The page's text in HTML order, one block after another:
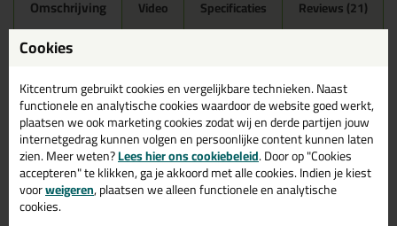
Omschrijving Video Specificaties Reviews (21)
Ottoseal S100 300ml in
Natura C55
Zoek je kit in een specifieke kleur? Gevonden! Deze sanitairkit
Ottoseal S100 300ml in de kleur Natura C55 is te gebruiken voor
verschillende toepassingen. Een duurzame en veelzijdige kit
welke makkelijk te verwerken is. Perfect als je een bijpassende
kleur zoekt met gegarandeerd een topresultaat. Bestel de
Ottoseal S100 300ml in kleur Natura C55 vandaag nog! Op
voorraad en op werkdagen besteld = morgen in huis.
Cookies
Kitcentrum gebruikt cookies en vergelijkbare technieken. Naast
functionele en analytische cookies waardoor de website goed werkt,
plaatsen we ook marketing cookies zodat wij en derde partijen jouw
internetgedrag kunnen volgen en persoonlijke content kunnen laten
zien. Meer weten?Lees hier ons cookiebeleid. Door op "Cookies
accepteren" te klikken, ga je akkoord met alle cookies. Indien je kiest
voorweigeren, plaatsen we alleen functionele en analytische
cookies.